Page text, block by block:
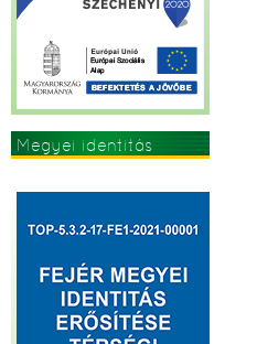
Megyei identitás